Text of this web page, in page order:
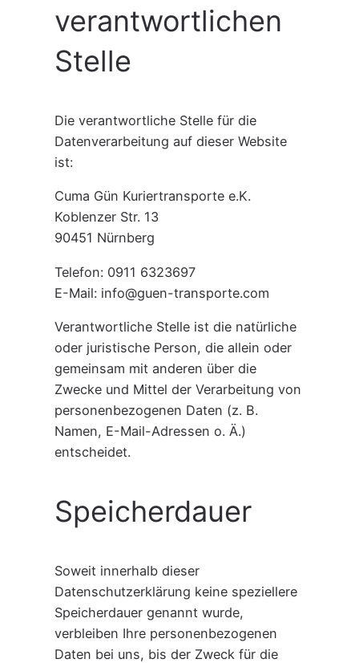
verantwortlichen
Stelle
Die verantwortliche Stelle für die
Datenverarbeitung auf dieser Website
ist:
Cuma Gün Kuriertransporte e.K.
Koblenzer Str. 13
90451 Nürnberg
Telefon: 0911 6323697
E-Mail: info@guen-transporte.com
Verantwortliche Stelle ist die natürliche
oder juristische Person, die allein oder
gemeinsam mit anderen über die
Zwecke und Mittel der Verarbeitung von
personenbezogenen Daten (z. B.
Namen, E-Mail-Adressen o. Ä.)
entscheidet.
Speicherdauer
Soweit innerhalb dieser
Datenschutzerklärung keine speziellere
Speicherdauer genannt wurde,
verbleiben Ihre personenbezogenen
Daten bei uns, bis der Zweck für die